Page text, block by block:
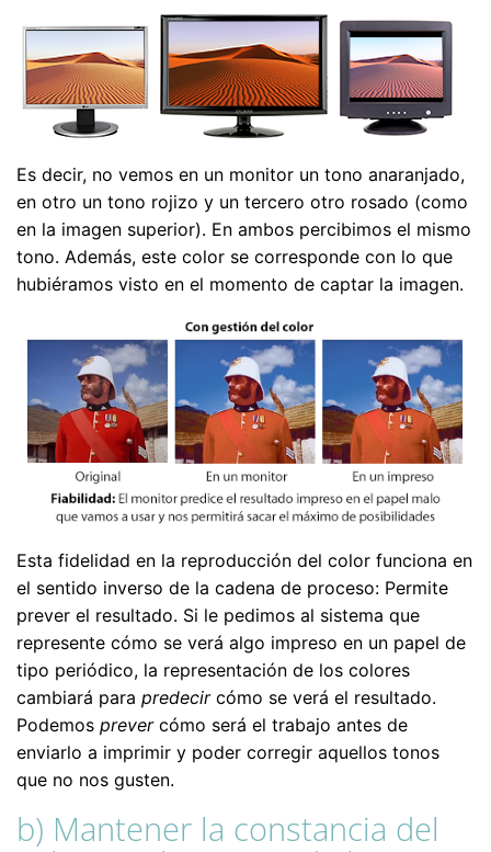
Es decir, no vemos en un monitor un tono anaranjado,
en otro un tono rojizo y un tercero otro rosado (como
en la imagen superior). En ambos percibimos el mismo
tono. Además, este color se corresponde con lo que
hubiéramos visto en el momento de captar la imagen.
Esta fidelidad en la reproducción del color funciona en
el sentido inverso de la cadena de proceso: Permite
prever el resultado. Si le pedimos al sistema que
represente cómo se verá algo impreso en un papel de
tipo periódico, la representación de los colores
cambiará para predecircómo se verá el resultado.
Podemos prevercómo será el trabajo antes de
enviarlo a imprimir y poder corregir aquellos tonos
que no nos gusten.
b) Mantener la constancia del